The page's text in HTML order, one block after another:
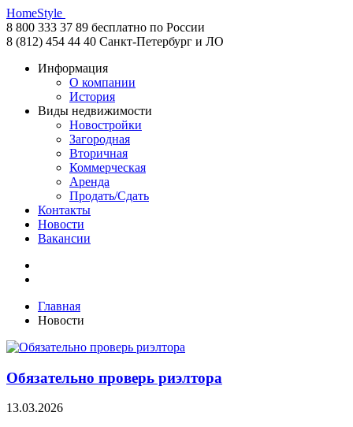
HomeStyle
8 800 333 37 89 бесплатно по России
8 (812) 454 44 40 Санкт-Петербург и ЛО
Информация
О компании
История
Виды недвижимости
Новостройки
Загородная
Вторичная
Коммерческая
Аренда
Продать/Сдать
Контакты
Новости
Вакансии
Главная
Новости
Обязательно проверь риэлтора
13.03.2026